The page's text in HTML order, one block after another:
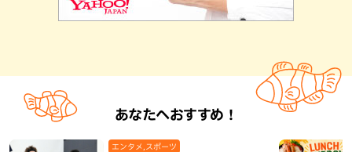
あなたへおすすめ！
エンタメ,スポーツ